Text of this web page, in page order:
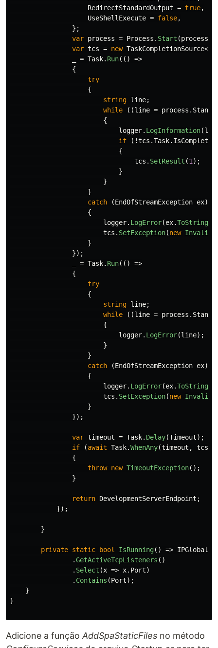
RedirectStandardOutput = true,
UseShellExecute = false,
};
var process = Process . Start (
var tcs = new TaskCompletionSource<
= Task. Run(()
=>
{
try
{
string line;
while
((line = process .
{
logger. LogInformation(
if
(!tcs .Task. IsCompleted
{
tcs . SetResult (1);
}
}
}
catch
(EndOfStreamException ex)
{
logger. LogError(ex.ToString
tcs . SetException(new
}
});
= Task. Run(()
=>
{
try
{
string line;
while
((line = process .
{
logger. LogError(line);
}
}
catch
(EndOfStreamException ex)
{
logger. LogError(ex.ToString
tcs . SetException(new
}
});
var timeout = Task. Delay(Timeout);
if
(await Task.WhenAny(timeout , tcs
{
throw new TimeoutException();
}
return DevelopmentServerEndpoint ;
});
}
private static bool IsRunning() =>
.GetActiveTcpListeners ()
. Select (x => x. Port)
. Contains (Port);
}
}
Adicione a funçãoAddSpaStaticFiles no método